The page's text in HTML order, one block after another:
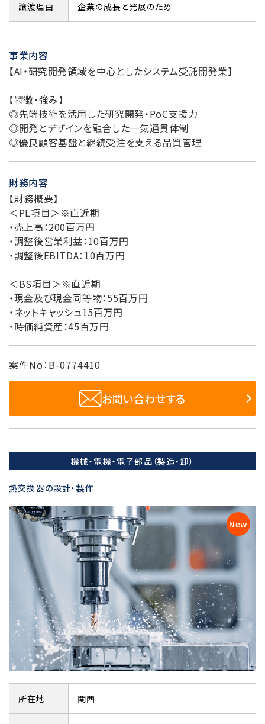
譲渡理由 企業の成長と発展のため
事業内容
【AI・研究開発領域を中心としたシステム受託開発業】
【特徴・強み】
◎先端技術を活用した研究開発・PoC支援力
◎開発とデザインを融合した一気通貫体制
◎優良顧客基盤と継続受注を支える品質管理
財務内容
【財務概要】
＜PL項目＞※直近期
・売上高：200百万円
・調整後営業利益：10百万円
・調整後EBITDA：10百万円
＜BS項目＞※直近期
・現金及び現金同等物：55百万円
・ネットキャッシュ15百万円
・時価純資産：45百万円
案件No：B-0774410
お問い合わせする
機械・電機・電子部品（製造・卸）
熱交換器の設計・製作
所在地 関西